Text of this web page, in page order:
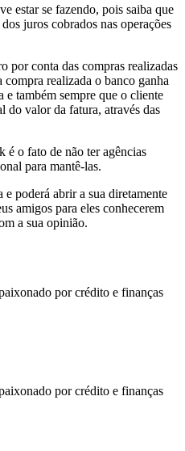
estar se fazendo, pois saiba que
juros cobrados nas operações
por conta das compras realizadas
compra realizada o banco ganha
também sempre que o cliente
do valor da fatura, através das
o fato de não ter agências
para mantê-las.
poderá abrir a sua diretamente
amigos para eles conhecerem
a sua opinião.
por crédito e finanças
por crédito e finanças